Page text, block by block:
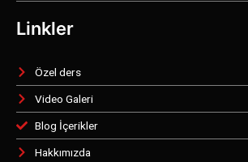
Linkler
Özel ders
Video Galeri
Blog İçerikler
Hakkımızda